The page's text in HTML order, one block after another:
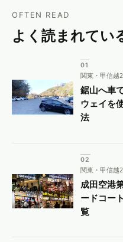
OFTEN READ
よく読まれて
関東・甲信越
鋸山へ車
ウェイを
法
関東・甲信越
成田空港
ードコー
覧